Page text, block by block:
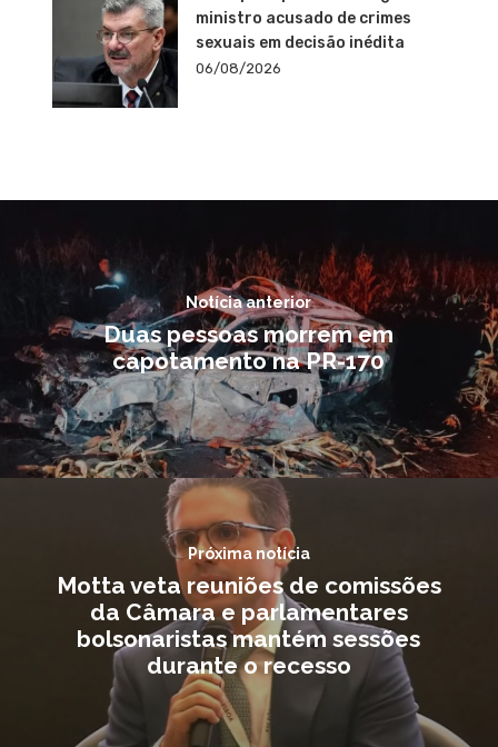
ministro acusado de crimes
sexuais em decisão inédita
06/08/2026
Notícia anterior
Duas pessoas morrem em
capotamento na PR-170
Próxima notícia
Motta veta reuniões de comissões
da Câmara e parlamentares
bolsonaristas mantém sessões
durante o recesso